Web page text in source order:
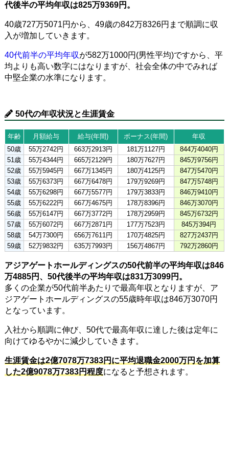
代後半の平均年収は825万9369円。
40歳727万5071円から、49歳の842万8326円まで順調に収
入が増加していきます。
40代前半の平均年収が582万1000円(男性平均)ですから、平
均よりも高い数字にはなりますが、社会全体の中でみれば
中堅企業の水準になります。
50代の年収状況と生涯賃金
年齢 月額給与 給与(年間) ボーナス(年間)
年収
50歳
55万2742円 663万2913円 181万1127円
844万4040円
51歳
55万4344円 665万2129円 180万7627円
845万9756円
52歳
55万5945円 667万1345円 180万4125円
847万5470円
53歳
55万6373円 667万6478円 179万9269円
847万5748円
54歳
55万6298円 667万5577円 179万3833円
846万9410円
55歳
55万6222円 667万4675円 178万8396円
846万3070円
56歳
55万6147円 667万3772円 178万2959円
845万6732円
57歳
55万6072円 667万2871円 177万7523円
845万394円
58歳
54万7300円 656万7611円 170万4825円
827万2437円
59歳
52万9832円 635万7993円 156万4867円 792万2860円
アジアゲートホールディングスの50代前半の平均年収は846
万4885円、50代後半の平均年収は831万3099円。
多くの企業が50代前半あたりで最高年収となりますが、ア
ジアゲートホールディングスの55歳時年収は846万3070円
となっています。
入社から順調に伸び、50代で最高年収に達した後は定年に
向けてゆるやかに減少していきます。
生涯賃金は2億7078万7383円に平均退職金2000万円を加算
した2億9078万7383円程度になると予想されます。